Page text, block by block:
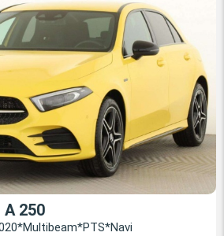
250